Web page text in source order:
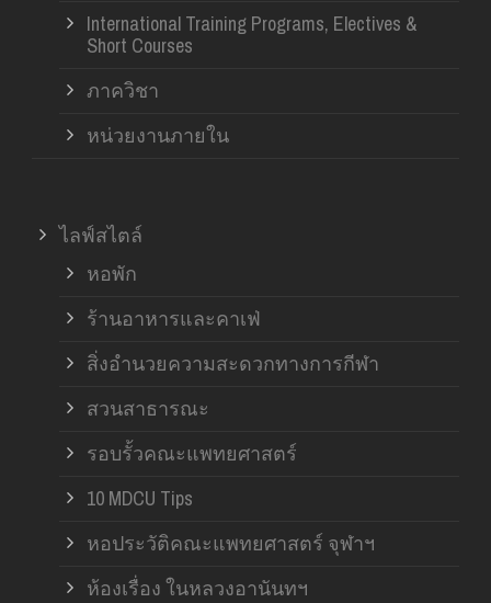
International Training Programs, Electives &
Short Courses
ภาควิชา
หน่วยงานภายใน
ไลฟ์สไตล์
หอพัก
ร้านอาหารและคาเฟ่
สิ่งอำนวยความสะดวกทางการกีฬา
สวนสาธารณะ
รอบรั้วคณะแพทยศาสตร์
10 MDCU Tips
หอประวัติคณะแพทยศาสตร์ จุฬาฯ
ห้องเรื่อง ในหลวงอานันทฯ